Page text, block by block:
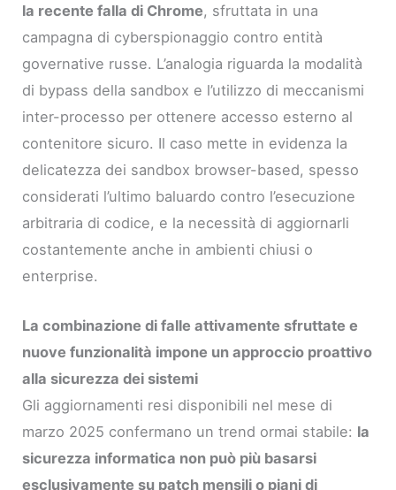
la recente falla di Chrome, sfruttata in una
campagna di cyberspionaggio contro entità
governative russe. L’analogia riguarda la modalità
di bypass della sandbox e l’utilizzo di meccanismi
inter-processo per ottenere accesso esterno al
contenitore sicuro. Il caso mette in evidenza la
delicatezza dei sandbox browser-based, spesso
considerati l’ultimo baluardo contro l’esecuzione
arbitraria di codice, e la necessità di aggiornarli
costantemente anche in ambienti chiusi o
enterprise.
La combinazione di falle attivamente sfruttate e
nuove funzionalità impone un approccio proattivo
alla sicurezza dei sistemi
Gli aggiornamenti resi disponibili nel mese di
marzo 2025 confermano un trend ormai stabile: la
sicurezza informatica non può più basarsi
esclusivamente su patch mensili o piani di